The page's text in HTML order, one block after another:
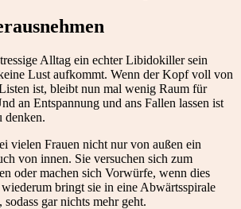
Alltag ein echter Libidokiller sein
Lust aufkommt. Wenn der Kopf voll von
ist, bleibt nun mal wenig Raum für
an Entspannung und ans Fallen lassen ist
denken.
vielen Frauen nicht nur von außen ein
von innen. Sie versuchen sich zum
oder machen sich Vorwürfe, wenn dies
bringt sie in eine Abwärtsspirale
gar nichts mehr geht.